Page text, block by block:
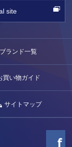
site
ブランド一覧
買い物ガイド
サイトマップ